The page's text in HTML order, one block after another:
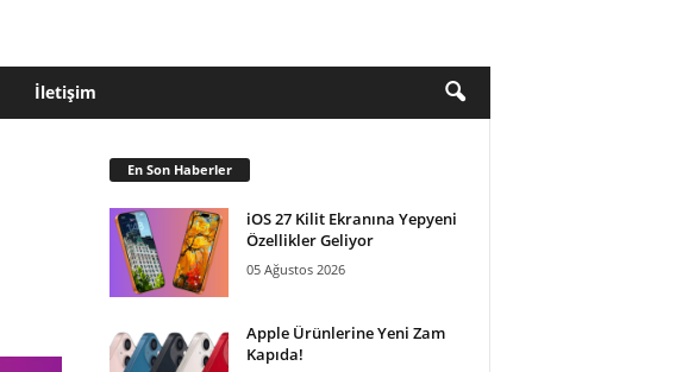
İletişim
En Son Haberler
iOS 27 Kilit Ekranına Yepyeni
Özellikler Geliyor
05 Ağustos 2026
Apple Ürünlerine Yeni Zam
Kapıda!